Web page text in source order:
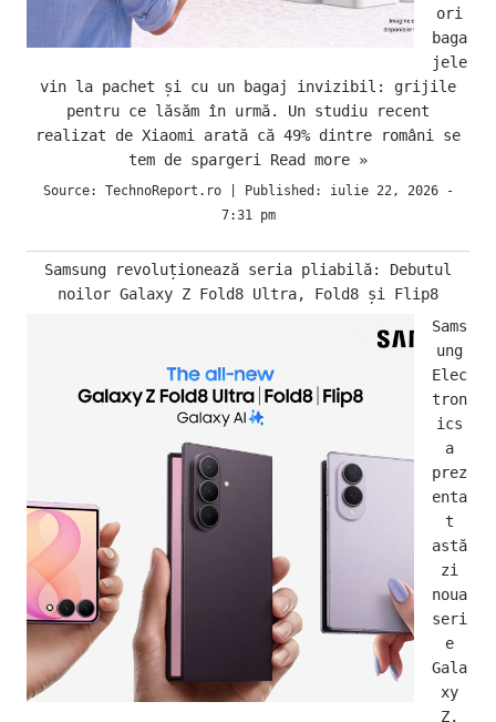
ori
baga
jele
vin la pachet și cu un bagaj invizibil: grijile
pentru ce lăsăm în urmă. Un studiu recent
realizat de Xiaomi arată că 49% dintre români se
tem de spargeri Read more »
Source: TechnoReport.ro| Published:
iulie 22, 2026 -
7:31 pm
Samsung revoluționează seria pliabilă: Debutul
noilor Galaxy Z Fold8 Ultra, Fold8 și Flip8
Sams
ung
Elec
tron
ics
a
prez
enta
t
astă
zi
noua
seri
e
Gala
xy
Z,